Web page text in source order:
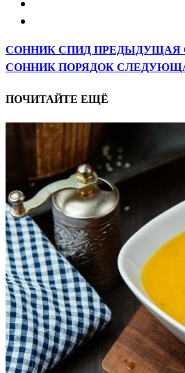
СОННИК СПИДПРЕДЫДУЩАЯ
СОННИК ПОРЯДОК
ПОЧИТАЙТЕ ЕЩЁ